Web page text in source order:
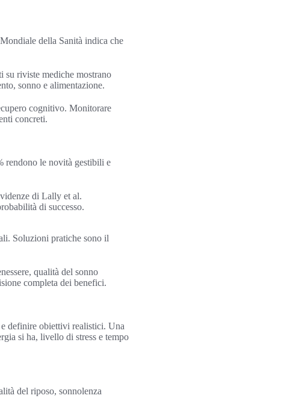
della Sanità indica che
riviste mediche mostrano
sonno e alimentazione.
cognitivo. Monitorare
concreti.
rendono le novità gestibili e
di Lally et al.
di successo.
Soluzioni pratiche sono il
qualità del sonno
completa dei benefici.
e definire obiettivi realistici. Una
si ha, livello di stress e tempo
del riposo, sonnolenza